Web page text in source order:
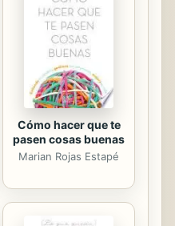
de los relatos.
del autor, el
coma
Cómo hacer que te
Marian Rojas Estapé